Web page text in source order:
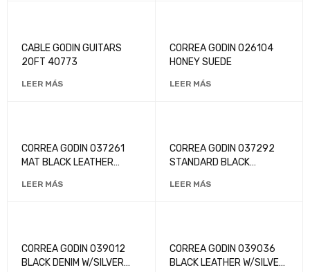
CABLE GODIN GUITARS
20FT 40773
LEER MÁS
CORREA GODIN 026104
HONEY SUEDE
LEER MÁS
CORREA GODIN 037261
MAT BLACK LEATHER
LEER MÁS
CORREA GODIN 037292
STANDARD BLACK
LOGO
LEER MÁS
CORREA GODIN 039012
BLACK DENIM W/SILVER
CORREA GODIN 039036
BLACK LEATHER W/SILVER